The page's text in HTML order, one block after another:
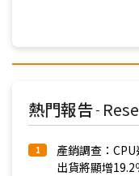
熱門報告 -
1
產銷調查：
出貨將顯增19.2